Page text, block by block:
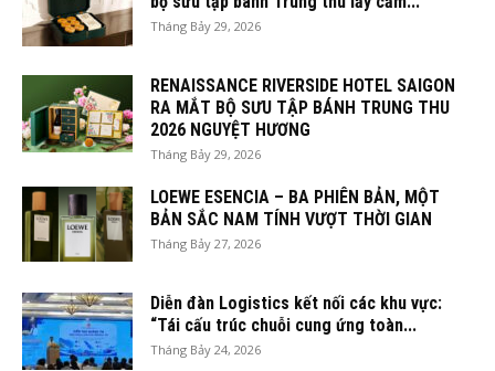
Tháng Bảy 29, 2026
RENAISSANCE RIVERSIDE HOTEL SAIGON
RA MẮT BỘ SƯU TẬP BÁNH TRUNG THU
2026 NGUYỆT HƯƠNG
Tháng Bảy 29, 2026
LOEWE ESENCIA – BA PHIÊN BẢN, MỘT
BẢN SẮC NAM TÍNH VƯỢT THỜI GIAN
Tháng Bảy 27, 2026
Diễn đàn Logistics kết nối các khu vực:
“Tái cấu trúc chuỗi cung ứng toàn...
Tháng Bảy 24, 2026